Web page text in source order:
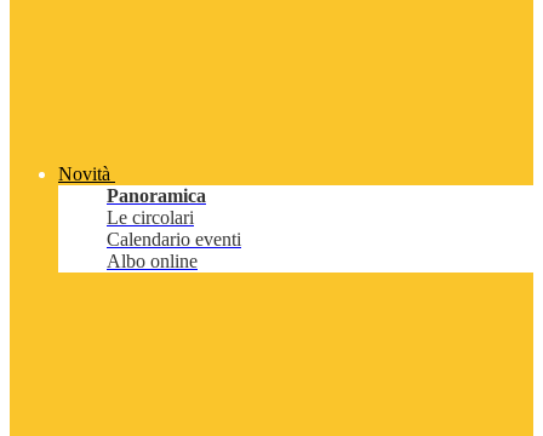
Novità
Panoramica
Le circolari
Calendario eventi
Albo online